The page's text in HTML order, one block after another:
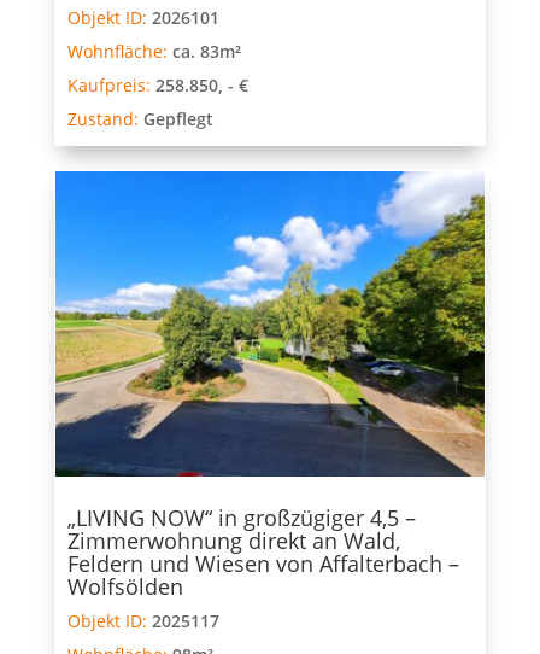
Objekt ID: 2026101
Wohnfläche: ca. 83m²
Kaufpreis: 258.850, - €
Zustand: Gepflegt
„LIVING NOW“ in großzügiger 4,5 –
Zimmerwohnung direkt an Wald,
Feldern und Wiesen von Affalterbach –
Wolfsölden
Objekt ID: 2025117